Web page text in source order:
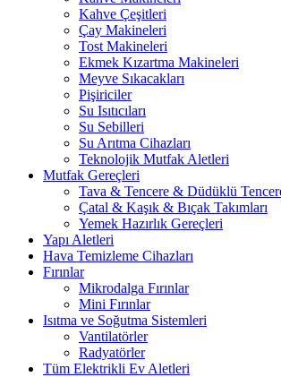
Kahve Çeşitleri
Çay Makineleri
Tost Makineleri
Ekmek Kızartma Makineleri
Meyve Sıkacakları
Pişiriciler
Su Isıtıcıları
Su Sebilleri
Su Arıtma Cihazları
Teknolojik Mutfak Aletleri
Mutfak Gereçleri
Tava & Tencere & Düdüklü
Çatal & Kaşık & Bıçak Takımları
Yemek Hazırlık Gereçleri
Yapı Aletleri
Hava Temizleme Cihazları
Fırınlar
Mikrodalga Fırınlar
Mini Fırınlar
Isıtma ve Soğutma Sistemleri
Vantilatörler
Radyatörler
Tüm Elektrikli Ev Aletleri